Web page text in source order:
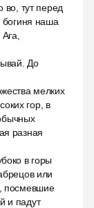
во, тут перед
наша
До
мелких
гор, в
разная
в горы
или
посмевшие
и падут